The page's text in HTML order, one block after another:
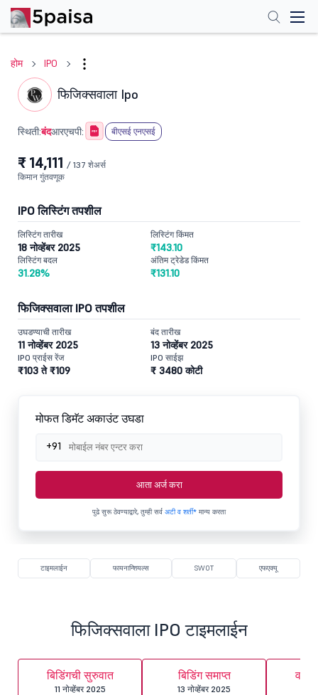
होम IPO
फिजिक्सवाला Ipo
स्थिती:बंदआरएचपी: बीएसई एनएसई
₹ 14,111 / 137 शेअर्स
किमान गुंतवणूक
IPO लिस्टिंग तपशील
लिस्टिंग तारीख
18 नोव्हेंबर 2025
लिस्टिंग किंमत
₹143.10
लिस्टिंग बदल
31.28%
अंतिम ट्रेडेड किंमत
₹131.10
फिजिक्सवाला IPO तपशील
उघडण्याची तारीख
11 नोव्हेंबर 2025
बंद तारीख
13 नोव्हेंबर 2025
IPO प्राईस रेंज
₹103 ते ₹109
IPO साईझ
₹ 3480 कोटी
मोफत डिमॅट अकाउंट उघडा
+91
आता अर्ज करा
पुढे सुरू ठेवण्याद्वारे, तुम्ही सर्व अटी व शर्ती* मान्य करता
टाइमलाईन फायनान्शियल्स SWOT एफएक्यू
फिजिक्सवाला IPO टाइमलाईन
बिडिंगची सुरुवात
11 नोव्हेंबर 2025
बिडिंग समाप्त
13 नोव्हेंबर 2025